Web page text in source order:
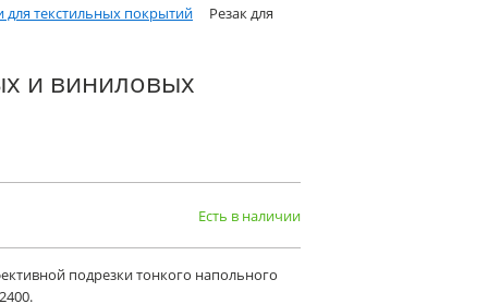
для текстильных покрытий Резак для
и виниловых
Есть в наличии
подрезки тонкого напольного